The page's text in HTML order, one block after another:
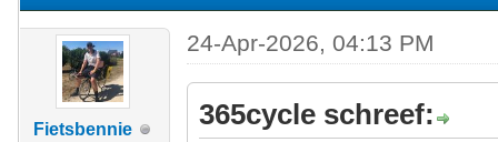
Fietsbennie
24-Apr-2026, 04:13 PM
365cycle schreef: